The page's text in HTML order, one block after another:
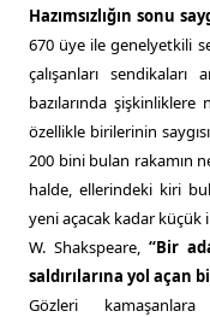
Hazımsızlığın sonu
670 üye ile genelyetkili
çalışanları sendikaları
bazılarında şişkinliklere
özellikle birilerinin
200 bini bulan rakamın
halde, ellerindeki kiri
yeni açacak kadar
W. Shakspeare, “Bir
saldırılarına yol açan
Gözleri